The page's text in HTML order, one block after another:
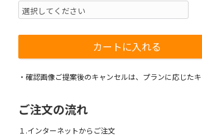
・確認画像ご提案後のキャンセルは、プランに応じた
ご注文の流れ
１.インターネットからご注文